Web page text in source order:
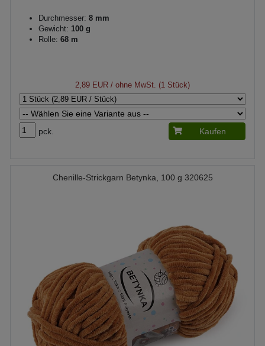
Durchmesser: 8 mm
Gewicht: 100 g
Rolle: 68 m
2,89 EUR / ohne MwSt. (1 Stück)
pck. Kaufen
Chenille-Strickgarn Betynka, 100 g 320625